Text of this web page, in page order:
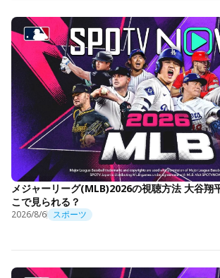
メジャーリーグ(MLB)2026の視聴方法 大谷翔
こで見られる？
2026/8/6 スポーツ